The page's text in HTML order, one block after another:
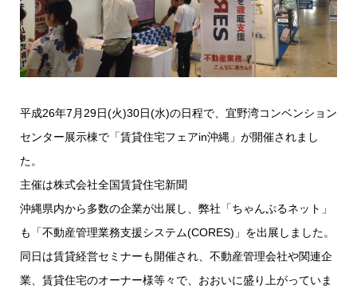
平成26年7月29日(火)30日(水)の日程で、宜野湾コンベンション
センター展示棟で「賃貸住宅フェアin沖縄」が開催されまし
た。
主催は株式会社全国賃貸住宅新聞
沖縄県内から多数の企業が出展し、弊社「ちゃんぷるネット」
も「不動産管理業務支援システム(CORES)」を出展しました。
同日は賃貸経営セミナーも開催され、不動産管理会社や関連企
業、賃貸住宅のオーナー様等々で、おおいに盛り上がっていま